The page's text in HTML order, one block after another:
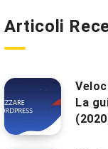
Articoli
La